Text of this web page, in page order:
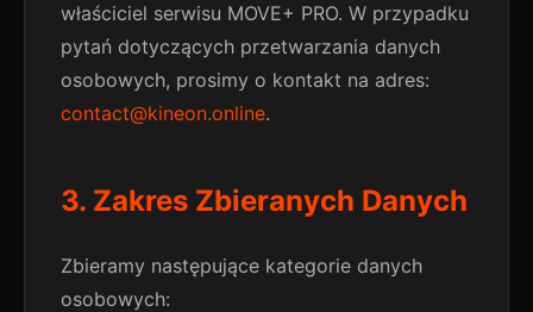
właściciel serwisu MOVE+ PRO. W przypadku
pytań dotyczących przetwarzania danych
osobowych, prosimy o kontakt na adres:
contact@kineon.online.
3. Zakres Zbieranych Danych
Zbieramy następujące kategorie danych
osobowych: